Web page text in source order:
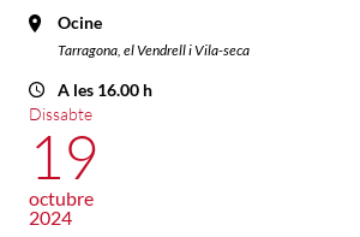
Ocine
Tarragona, el Vendrell i Vila-seca
A les 16.00 h
Dissabte
19
octubre
2024